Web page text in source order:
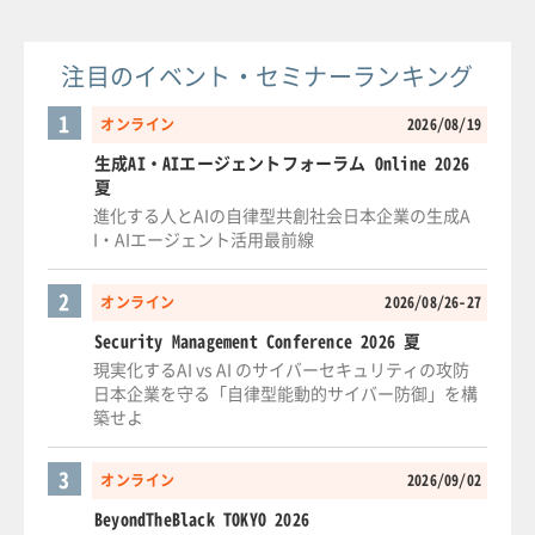
注目のイベント・セミナーランキング
オンライン 2026/08/19
1
生成AI・AIエージェントフォーラム Online 2026
夏
進化する人とAIの自律型共創社会日本企業の生成A
I・AIエージェント活用最前線
オンライン 2026/08/26-27
2
Security Management Conference 2026 夏
現実化するAI vs AI のサイバーセキュリティの攻防
日本企業を守る「自律型能動的サイバー防御」を構
築せよ
オンライン 2026/09/02
3
BeyondTheBlack TOKYO 2026